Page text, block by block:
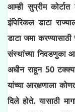
आम्ही सुप्रीम
इंपिरिकल डाटा
डाटा जमा करण्यासाठी
संस्थांच्या निवडणुका
अधीन राहून 50
यांच्या आरक्षणाला
दिले होते. यासाठी